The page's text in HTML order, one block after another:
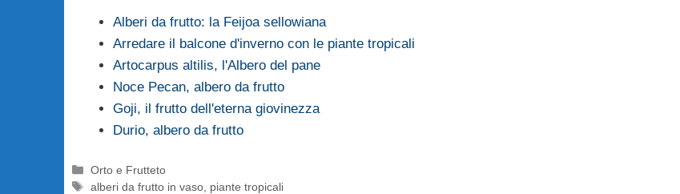
Alberi da frutto: la Feijoa sellowiana
Arredare il balcone d'inverno con le piante tropicali
Artocarpus altilis, l'Albero del pane
Noce Pecan, albero da frutto
Goji, il frutto dell'eterna giovinezza
Durio, albero da frutto
Categorie
Orto e Frutteto
Tag
alberi da frutto in vaso, piante tropicali